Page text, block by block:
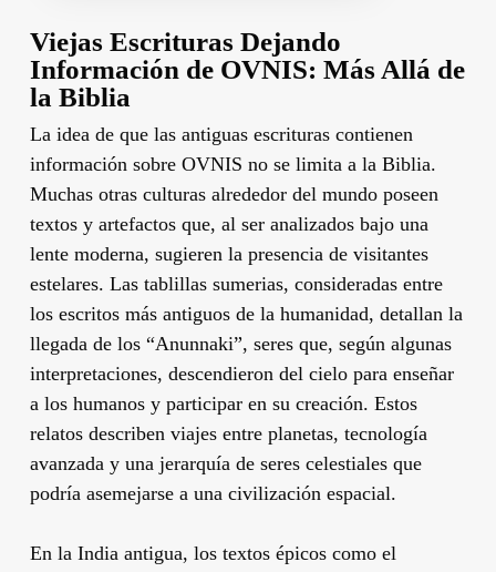
Viejas Escrituras Dejando
Información de OVNIS: Más Allá de
la Biblia
La idea de que las antiguas escrituras contienen
información sobre OVNIS no se limita a la Biblia.
Muchas otras culturas alrededor del mundo poseen
textos y artefactos que, al ser analizados bajo una
lente moderna, sugieren la presencia de visitantes
estelares. Las tablillas sumerias, consideradas entre
los escritos más antiguos de la humanidad, detallan la
llegada de los “Anunnaki”, seres que, según algunas
interpretaciones, descendieron del cielo para enseñar
a los humanos y participar en su creación. Estos
relatos describen viajes entre planetas, tecnología
avanzada y una jerarquía de seres celestiales que
podría asemejarse a una civilización espacial.
En la India antigua, los textos épicos como el